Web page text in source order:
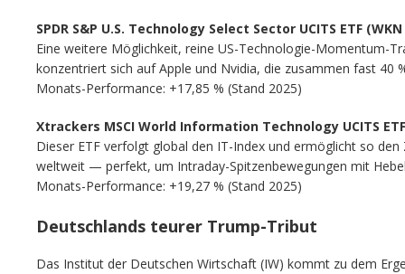
SPDR S&P U.S. Technology Select Sector UCITS ETF (WKN
Eine weitere Möglichkeit, reine US-Technologie-Momentum-
konzentriert sich auf Apple und Nvidia, die zusammen fast 40
Monats-Performance: +17,85 % (Stand 2025)
Xtrackers MSCI World Information Technology UCITS ETF
Dieser ETF verfolgt global den IT-Index und ermöglicht so
weltweit — perfekt, um Intraday-Spitzenbewegungen mit
Monats-Performance: +19,27 % (Stand 2025)
Deutschlands teurer Trump-Tribut
Das Institut der Deutschen Wirtschaft (IW) kommt zu dem